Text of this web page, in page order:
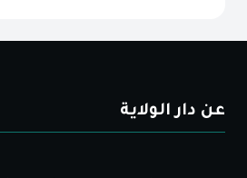
عن دار الولاية